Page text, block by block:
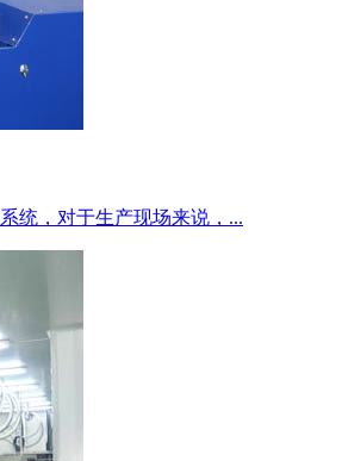
统，对于生产现场来说，...